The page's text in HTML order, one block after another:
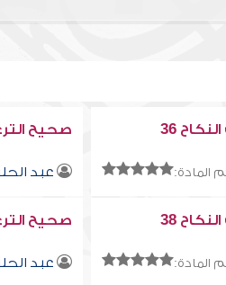
المادة:
صحيح الترغيب
عبد
المادة:
صحيح الترغيب
عبد